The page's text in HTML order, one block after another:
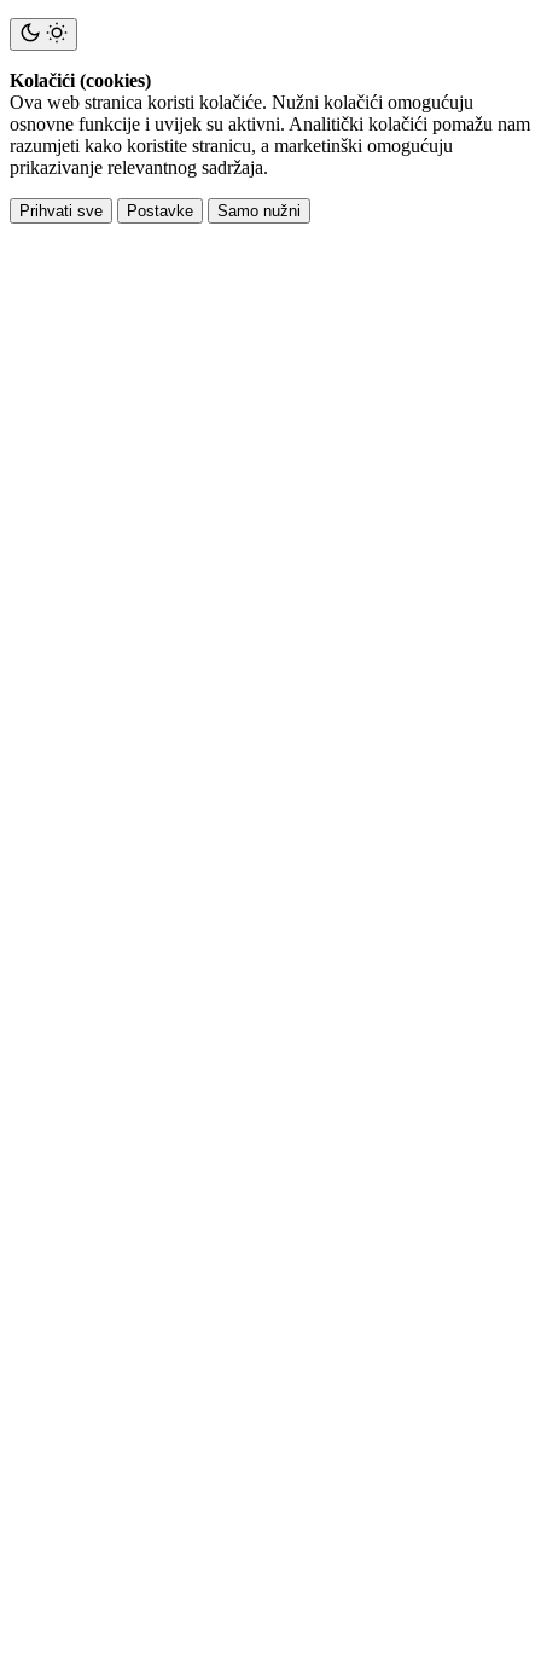
Kolačići (cookies)
Ova web stranica koristi kolačiće. Nužni kolačići omogućuju
osnovne funkcije i uvijek su aktivni. Analitički kolačići pomažu nam
razumjeti kako koristite stranicu, a marketinški omogućuju
prikazivanje relevantnog sadržaja.
Prihvati sve Postavke Samo nužni